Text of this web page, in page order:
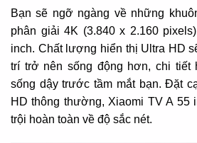
Bạn sẽ ngỡ ngàng về những
phân giải 4K (3.840 x 2.160
inch. Chất lượng hiển thị Ultra HD
trí trở nên sống động hơn, chi tiết
sống dậy trước tầm mắt bạn. Đặt
HD thông thường, Xiaomi TV A 55
trội hoàn toàn về độ sắc nét.